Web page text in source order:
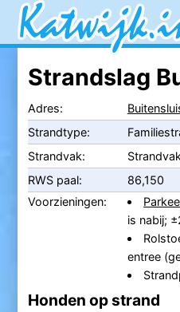
Strandslag
Adres:
Strandtype:
Strandvak:
RWS paal:
86,150
Voorzieningen:
is nabij;
entree
Honden op strand